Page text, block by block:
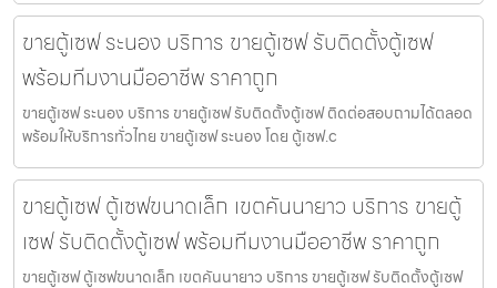
ขายตู้เซฟ ระนอง บริการ ขายตู้เซฟ รับติดตั้งตู้เซฟ
พร้อมทีมงานมืออาชีพ ราคาถูก
ขายตู้เซฟ ระนอง บริการ ขายตู้เซฟ รับติดตั้งตู้เซฟ ติดต่อสอบถามได้ตลอด
พร้อมให้บริการทั่วไทย ขายตู้เซฟ ระนอง โดย ตู้เซฟ.c
ขายตู้เซฟ ตู้เซฟขนาดเล็ก เขตคันนายาว บริการ ขายตู้
เซฟ รับติดตั้งตู้เซฟ พร้อมทีมงานมืออาชีพ ราคาถูก
ขายตู้เซฟ ตู้เซฟขนาดเล็ก เขตคันนายาว บริการ ขายตู้เซฟ รับติดตั้งตู้เซฟ